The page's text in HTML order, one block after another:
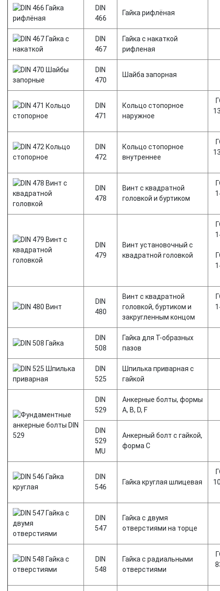
DIN
466
Гайка рифлёная
DIN
467
Гайка с накаткой
рифленая
DIN
470
Шайба запорная
DIN
471
Кольцо стопорное
наружное
DIN
472
Кольцо стопорное
внутреннее
DIN
478
Винт с квадратной
головкой и буртиком
DIN
479
Винт установочный с
квадратной головкой
DIN
480
Винт с квадратной
головкой, буртиком и
закругленным концом
DIN
508
Гайка для Т-образных
пазов
DIN
525
Шпилька приварная с
гайкой
DIN
529
Анкерные болты, формы
A, B, D, F
DIN
529
MU
Анкерный болт с гайкой,
форма С
DIN
546
Гайка круглая шлицевая
DIN
547
Гайка с двумя
отверстиями на торце
DIN
548
Гайка с радиальными
отверстиями